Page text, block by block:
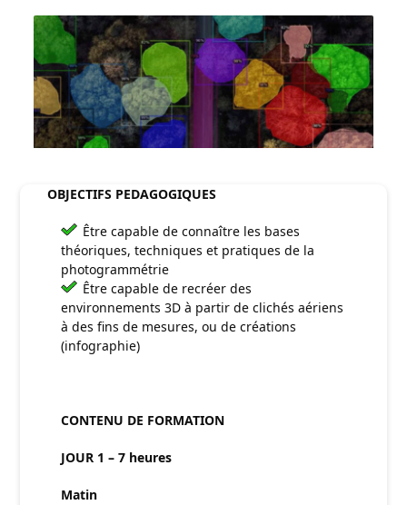
OBJECTIFS PEDAGOGIQUES
Être capable de connaître les bases
théoriques, techniques et pratiques de la
photogrammétrie
Être capable de recréer des
environnements 3D à partir de clichés aériens
à des fins de mesures, ou de créations
(infographie)
CONTENU DE FORMATION
JOUR 1 – 7 heures
Matin